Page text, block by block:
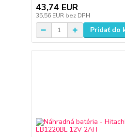
43,74 EUR
35,56 EUR bez DPH
Pridať do